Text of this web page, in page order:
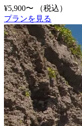
¥5,900〜
（税込）
プランを見る